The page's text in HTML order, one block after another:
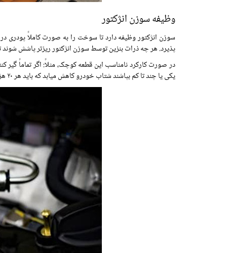
وظیفه سوزن انژکتور
پذیرد. هر چه ذرات بنزین توسط سوزن انژکتور ریزتر پاشش شوند
یکی یا چند تا کم بپاشند شتاب خودرو کاهش میابد که باید هر ۲۰ هزار کیلومتر سوزنها سرویس شوند.